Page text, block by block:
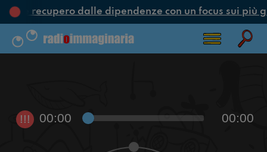
e recupero dalle dipendenze con un focus sui più
!!! 00:00 00:00